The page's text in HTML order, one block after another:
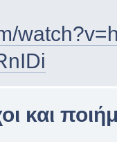
και